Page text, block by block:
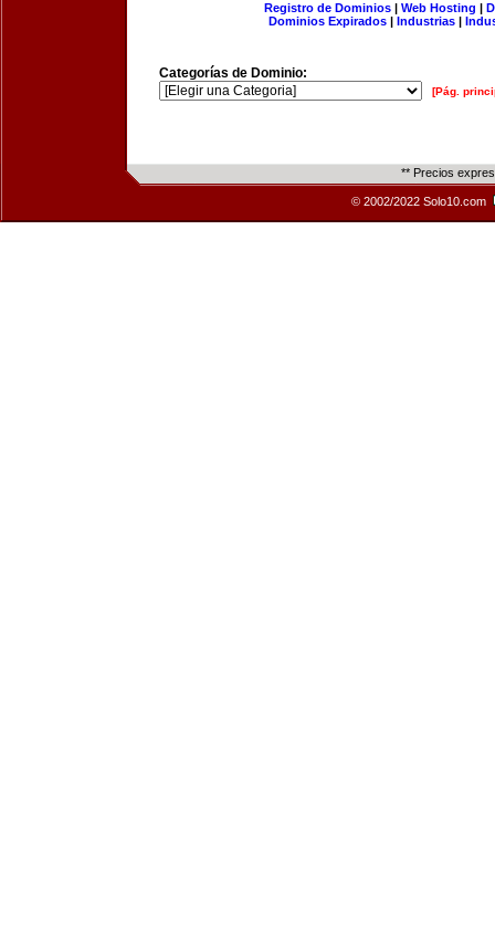
Registro de Dominios| Web Hosting |
Dominios Expirados | Industrias |
Categorías de Dominio:
[Pág.
** Precios
© 2002/2022 Solo10.com